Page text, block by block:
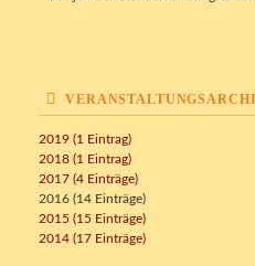
2019 (1 Eintrag)
2018 (1 Eintrag)
2017 (4 Einträge)
2016 (14 Einträge)
2015 (15 Einträge)
2014 (17 Einträge)